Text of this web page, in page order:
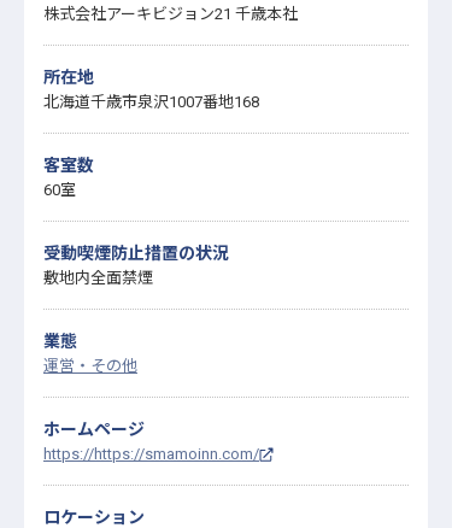
株式会社アーキビジョン21 千歳本社
所在地
北海道千歳市泉沢1007番地168
客室数
60室
受動喫煙防止措置の状況
敷地内全面禁煙
業態
運営・その他
ホームページ
https://https://smamoinn.com/
ロケーション